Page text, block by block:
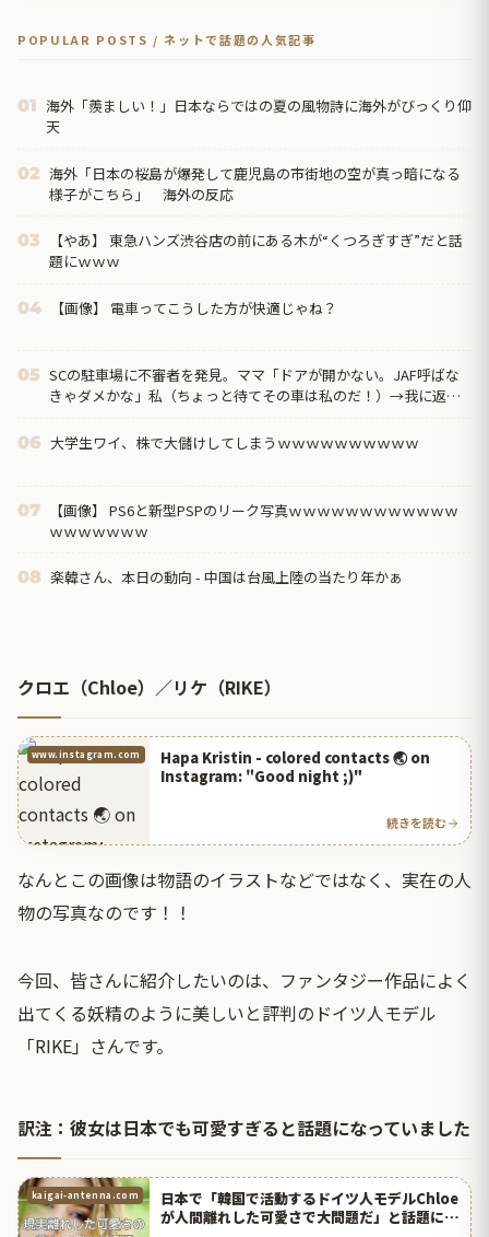
POPULAR POSTS / ネットで話題の人気記事
01 海外「羨ましい！」日本ならではの夏の風物詩に海外がびっくり仰
天
02 海外「日本の桜島が爆発して鹿児島の市街地の空が真っ暗になる
様子がこちら」 海外の反応
03
【やあ】 東急ハンズ渋谷店の前にある木が“くつろぎすぎ”だと話
題にｗｗｗ
04 【画像】 電車ってこうした方が快適じゃね？
05 SCの駐車場に不審者を発見。ママ「ドアが開かない。JAF呼ばな
きゃダメかな」私（ちょっと待てその車は私のだ！）→我に返っ
06 大学生ワイ、株で大儲けしてしまうｗｗｗｗｗｗｗｗｗｗ
07
【画像】 PS6と新型PSPのリーク写真ｗｗｗｗｗｗｗｗｗｗｗｗ
ｗｗｗｗｗｗｗ
08 楽韓さん、本日の動向 - 中国は台風上陸の当たり年かぁ
クロエ（Chloe）／リケ（RIKE）
www.instagram.com
Hapa Kristin - colored contacts 🌏 on
Instagram: "Good night ;)"
続きを読む
なんとこの画像は物語のイラストなどではなく、実在の人
物の写真なのです！！
今回、皆さんに紹介したいのは、ファンタジー作品によく
出てくる妖精のように美しいと評判のドイツ人モデル
「RIKE」さんです。
訳注：彼女は日本でも可愛すぎると話題になっていました
kaigai-antenna.com
日本で「韓国で活動するドイツ人モデルChloe
が人間離れした可愛さで大問題だ」と話題に！